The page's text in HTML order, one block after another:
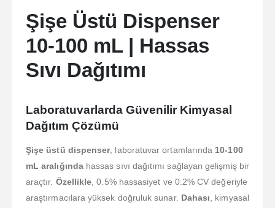
Şişe Üstü Dispenser
10-100 mL | Hassas
Sıvı Dağıtımı
Laboratuvarlarda Güvenilir Kimyasal
Dağıtım Çözümü
Şişe üstü dispenser, laboratuvar ortamlarında 10-100
mL aralığındahassas sıvı dağıtımı sağlayan gelişmiş bir
araçtır. Özellikle , 0.5% hassasiyet ve 0.2% CV değeriyle
araştırmacılara yüksek doğruluk sunar. Dahası , kimyasal